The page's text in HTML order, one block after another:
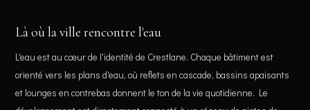
Là où la ville rencontre l'eau
L'eau est au cœur de l'identité de Crestlane. Chaque bâtiment est
orienté vers les plans d'eau, où reflets en cascade, bassins apaisants
et lounges en contrebas donnent le ton de la vie quotidienne. Le